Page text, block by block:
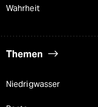
Wahrheit
Themen
Niedrigwasser